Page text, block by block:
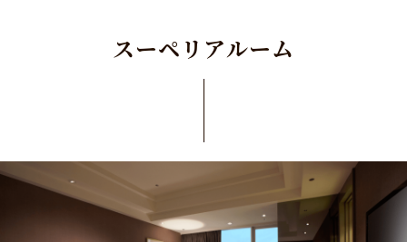
スーペ リ アルーム